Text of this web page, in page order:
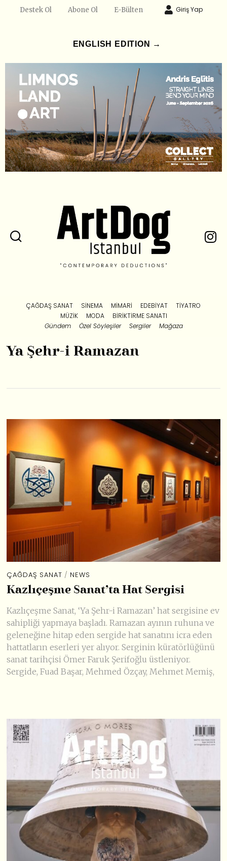
Destek Ol Abone Ol E-Bülten Giriş Yap
ENGLISH EDITION →
ÇAĞDAŞ SANAT SINEMA MIMARI EDEBIYAT
TIYATRO
MÜZIK
MODA
BIRIKTIRME SANATI
Gündem
Özel Söyleşiler Sergiler Mağaza
Ya Şehr-i Ramazan
ÇAĞDAŞ SANAT / NEWS
Kazlıçeşme Sanat’ta Hat Sergisi
Kazlıçeşme Sanat, ‘Ya Şehr-i Ramazan’ hat sergisine ev
sahipliği yapmaya başladı. Ramazan ayının ruhuna ve
geleneğine hitap eden sergide hat sanatını icra eden
hattatların eserleri yer alıyor. Serginin küratörlüğünü
sanat tarihçisi Ömer Faruk Şerifoğlu üstleniyor.
Sergide, Fuad Başar, Mehmed Özçay, Mehmet Memiş,